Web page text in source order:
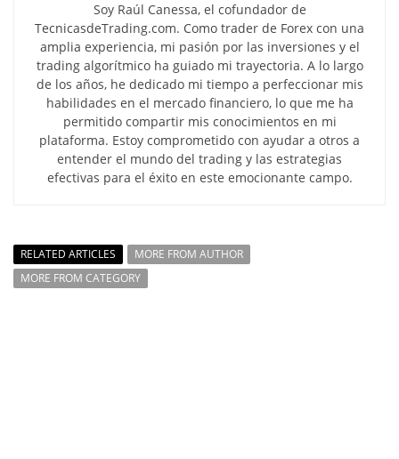
Soy Raúl Canessa, el cofundador de
TecnicasdeTrading.com. Como trader de Forex con una
amplia experiencia, mi pasión por las inversiones y el
trading algorítmico ha guiado mi trayectoria. A lo largo
de los años, he dedicado mi tiempo a perfeccionar mis
habilidades en el mercado financiero, lo que me ha
permitido compartir mis conocimientos en mi
plataforma. Estoy comprometido con ayudar a otros a
entender el mundo del trading y las estrategias
efectivas para el éxito en este emocionante campo.
RELATED ARTICLES
MORE FROM AUTHOR
MORE FROM CATEGORY